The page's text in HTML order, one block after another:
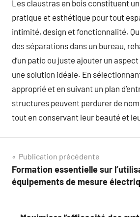
Les claustras en bois constituent
pratique et esthétique pour tout
intimité, design et fonctionnalité.
des séparations dans un bureau,
d’un patio ou juste ajouter un
une solution idéale. En
approprié et en suivant un plan
structures peuvent perdurer de
tout en conservant leur beauté et
Navigation
de
Publication précédente
Formation essentielle sur
équipements de mesure